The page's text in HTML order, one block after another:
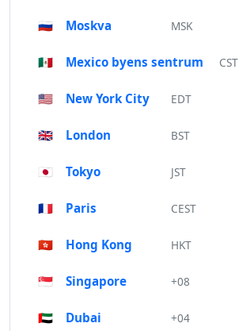
🇷🇺 Moskva MSK
🇲🇽 Mexico byens sentrum CST
🇺🇸 New York City EDT
🇬🇧 London BST
🇯🇵 Tokyo JST
🇫🇷 Paris CEST
🇭🇰 Hong Kong HKT
🇸🇬 Singapore +08
🇦🇪 Dubai +04